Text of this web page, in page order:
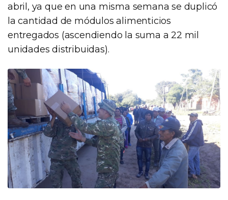
abril, ya que en una misma semana se duplicó
la cantidad de módulos alimenticios
entregados (ascendiendo la suma a 22 mil
unidades distribuidas).